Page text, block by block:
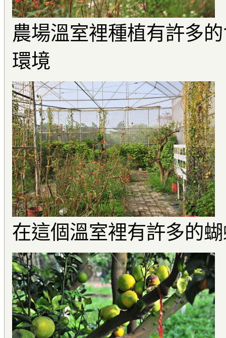
農場溫室裡種植有許多
環境
在這個溫室裡有許多的